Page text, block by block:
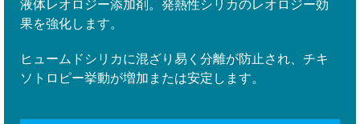
液体レオロジー添加剤。発熱性シリカのレオロジー効
果を強化します。
ヒュームドシリカに混ざり易く分離が防止され、チキ
ソトロピー挙動が増加または安定します。